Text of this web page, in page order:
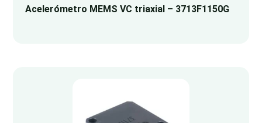
Acelerómetro MEMS VC triaxial – 3713F1150G